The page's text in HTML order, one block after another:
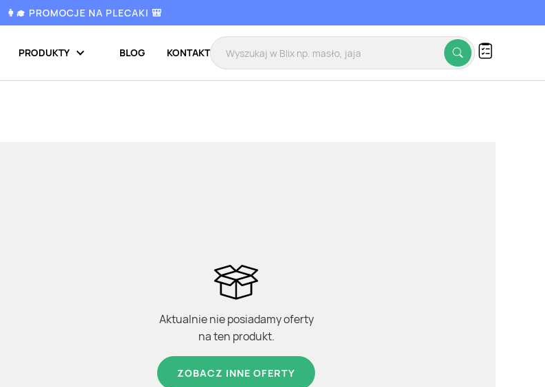
👩‍🎓 PROMOCJE NA PLECAKI 🎒
PRODUKTY BLOG KONTAKT
Aktualnie nie posiadamy oferty
na ten produkt.
ZOBACZ INNE OFERTY